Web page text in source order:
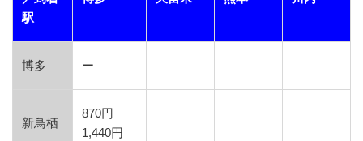
駅
博多 ー
新鳥栖
870円
1,440円